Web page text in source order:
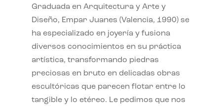
Graduada en Arquitectura y Arte y
Diseño, Empar Juanes (Valencia, 1990) se
ha especializado en joyería y fusiona
diversos conocimientos en su práctica
artística, transformando piedras
preciosas en bruto en delicadas obras
escultóricas que parecen flotar entre lo
tangible y lo etéreo. Le pedimos que nos